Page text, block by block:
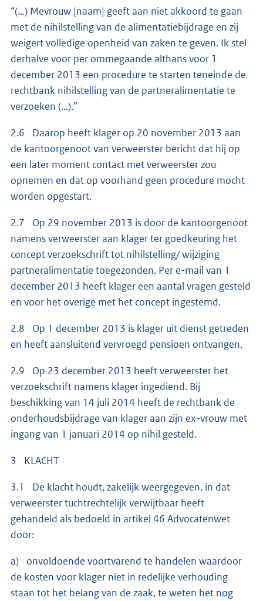
“(…) Mevrouw [naam] geeft aan niet akkoord te gaan
met de nihilstelling van de alimentatiebijdrage en zij
weigert volledige openheid van zaken te geven. Ik stel
derhalve voor per ommegaande althans voor 1
december 2013 een procedure te starten teneinde de
rechtbank nihilstelling van de partneralimentatie te
verzoeken (…).”
2.6 Daarop heeft klager op 20 november 2013 aan
de kantoorgenoot van verweerster bericht dat hij op
een later moment contact met verweerster zou
opnemen en dat op voorhand geen procedure mocht
worden opgestart.
2.7 Op 29 november 2013 is door de kantoorgenoot
namens verweerster aan klager ter goedkeuring het
concept verzoekschrift tot nihilstelling/ wijziging
partneralimentatie toegezonden. Per e-mail van 1
december 2013 heeft klager een aantal vragen gesteld
en voor het overige met het concept ingestemd.
2.8 Op 1 december 2013 is klager uit dienst getreden
en heeft aansluitend vervroegd pensioen ontvangen.
2.9 Op 23 december 2013 heeft verweerster het
verzoekschrift namens klager ingediend. Bij
beschikking van 14 juli 2014 heeft de rechtbank de
onderhoudsbijdrage van klager aan zijn ex-vrouw met
ingang van 1 januari 2014 op nihil gesteld.
3 KLACHT
3.1 De klacht houdt, zakelijk weergegeven, in dat
verweerster tuchtrechtelijk verwijtbaar heeft
gehandeld als bedoeld in artikel 46 Advocatenwet
door:
a) onvoldoende voortvarend te handelen waardoor
de kosten voor klager niet in redelijke verhouding
staan tot het belang van de zaak, te weten het nog